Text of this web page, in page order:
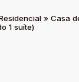
» Casa
1 suíte)